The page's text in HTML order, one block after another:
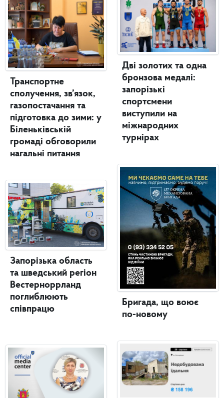
Транспортне
сполучення, зв’язок,
газопостачання та
підготовка до зими: у
Біленьківській
громаді обговорили
нагальні питання
Запорізька область
та шведський регіон
Вестерноррланд
поглиблюють
співпрацю
Дві золотих та одна
бронзова медалі:
запорізькі
спортсмени
виступили на
міжнародних
турнірах
Бригада, що воює
по-новому